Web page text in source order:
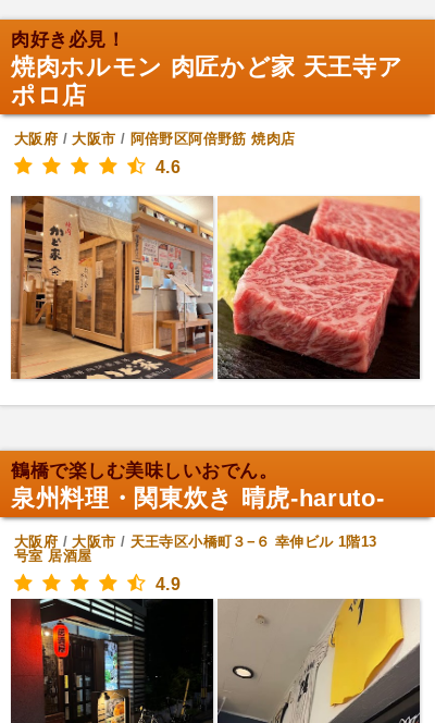
肉好き必見！
焼肉ホルモン 肉匠かど家 天王寺ア
ポロ店
大阪府 /大阪市 / 阿倍野区阿倍野筋 焼肉店
4.6
鶴橋で楽しむ美味しいおでん。
泉州料理・関東炊き 晴虎-haruto-
大阪府 /大阪市 / 天王寺区小橋町３−６ 幸伸ビル 1階13
号室 居酒屋
4.9